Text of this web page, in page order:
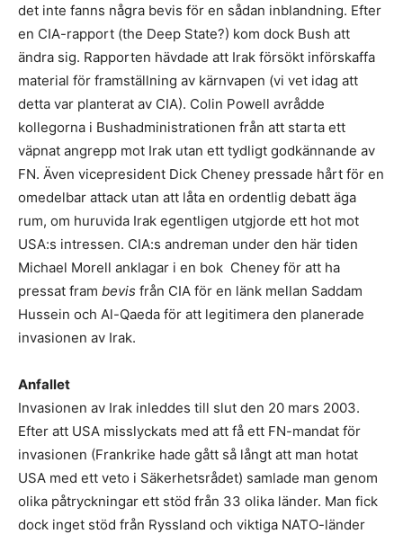
det inte fanns några bevis för en sådan inblandning. Efter
en CIA-rapport (the Deep State?) kom dock Bush att
ändra sig. Rapporten hävdade att Irak försökt införskaffa
material för framställning av kärnvapen (vi vet idag att
detta var planterat av CIA). Colin Powell avrådde
kollegorna i Bushadministrationen från att starta ett
väpnat angrepp mot Irak utan ett tydligt godkännande av
FN. Även vicepresident Dick Cheney pressade hårt för en
omedelbar attack utan att låta en ordentlig debatt äga
rum, om huruvida Irak egentligen utgjorde ett hot mot
USA:s intressen. CIA:s andreman under den här tiden
Michael Morell anklagar i en bok Cheney för att ha
pressat fram bevis från CIA för en länk mellan Saddam
Hussein och Al-Qaeda för att legitimera den planerade
invasionen av Irak.
Anfallet
Invasionen av Irak inleddes till slut den 20 mars 2003.
Efter att USA misslyckats med att få ett FN-mandat för
invasionen (Frankrike hade gått så långt att man hotat
USA med ett veto i Säkerhetsrådet) samlade man genom
olika påtryckningar ett stöd från 33 olika länder. Man fick
dock inget stöd från Ryssland och viktiga NATO-länder